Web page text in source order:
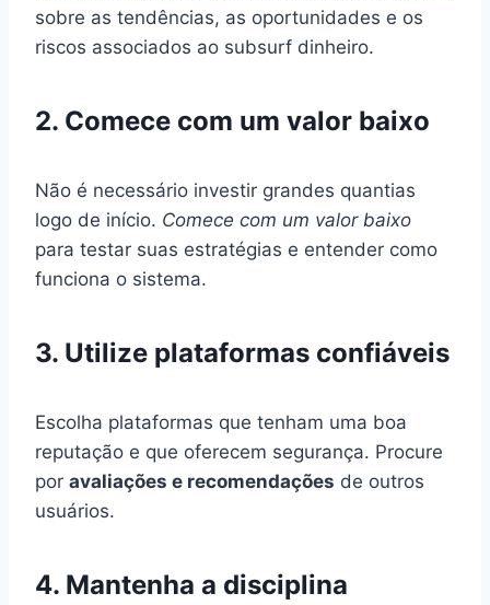
sobre as tendências, as oportunidades e os
riscos associados ao subsurf dinheiro.
2. Comece com um valor baixo
Não é necessário investir grandes quantias
logo de início. Comece com um valor baixo
para testar suas estratégias e entender como
funciona o sistema.
3. Utilize plataformas confiáveis
Escolha plataformas que tenham uma boa
reputação e que oferecem segurança. Procure
por avaliações e recomendações de outros
usuários.
4. Mantenha a disciplina